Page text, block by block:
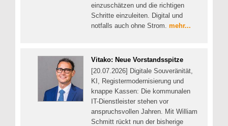
einzuschätzen und die richtigen
Schritte einzuleiten. Digital und
notfalls auch ohne Strom. mehr...
Vitako: Neue Vorstandsspitze
[20.07.2026] Digitale Souveränität,
KI, Registermodernisierung und
knappe Kassen: Die kommunalen
IT-Dienstleister stehen vor
anspruchsvollen Jahren. Mit William
Schmitt rückt nun der bisherige